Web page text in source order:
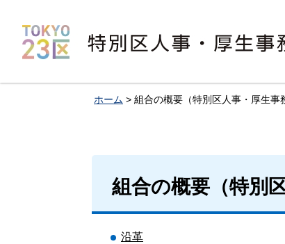
特別区人事・厚生事務組合
ホーム > 組合の概要（特別区人事・厚生事
組合の概要（特別
沿革